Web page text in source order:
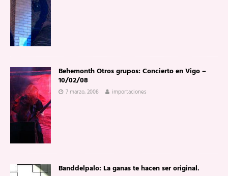
Behemonth Otros grupos: Concierto en Vigo –
10/02/08
7 marzo, 2008 importaciones
Banddelpalo: La ganas te hacen ser original.